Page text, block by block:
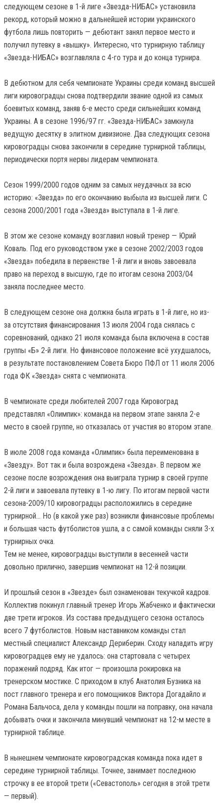
следующем сезоне в 1-й лиге «Звезда-НИБАС» установила
рекорд, который можно в дальнейшей истории украинского
футбола лишь повторить — дебютант занял первое место и
получил путевку в «вышку». Интересно, что турнирную таблицу
«Звезда-НИБАС» возглавляла с 4-го тура и до конца турнира.
В дебютном для себя чемпионате Украины среди команд высшей
лиги кировоградцы снова подтвердили звание одной из самых
боевитых команд, заняв 6-е место среди сильнейших команд
Украины. А в сезоне 1996/97 гг. «Звезда-НИБАС» замкнула
ведущую десятку в элитном дивизионе. Два следующих сезона
кировоградцы снова закончили в середине турнирной таблицы,
периодически портя нервы лидерам чемпионата.
Сезон 1999/2000 годов одним за самых неудачных за всю
историю: «Звезда» по его окончанию выбыла из высшей лиги. С
сезона 2000/2001 года «Звезда» выступала в 1-й лиге.
В этом же сезоне команду возглавил новый тренер — Юрий
Коваль. Под его руководством уже в сезоне 2002/2003 годов
«Звезда» победила в первенстве 1-й лиги и вновь завоевала
право на переход в высшую, где по итогам сезона 2003/04
заняла последнее место.
В следующем сезоне она должна была играть в 1-й лиге, но из-
за отсутствия финансирования 13 июля 2004 года снялась с
соревнований, однако 21 июля команда была включена в состав
группы «Б» 2-й лиги. Но финансовое положение всё ухудшалось,
в результате постановлением Совета Бюро ПФЛ от 11 июля 2006
года ФК «Звезда» снята с чемпионата.
В чемпионате среди любителей 2007 года Кировоград
представлял «Олимпик»: команда на первом этапе заняла 2-е
место в своей группе, но отказалась от участия во втором этапе.
В июле 2008 года команда «Олимпик» была переименована в
«Звезду». Вот так и была возрождена «Звезда». В первом же
сезоне после возрождения она выиграла турнир в своей группе
2-й лиги и завоевала путевку в 1-ю лигу. По итогам первой части
сезона-2009/10 кировоградцы расположились в середине
турнирной... Но (в какой уже раз) возникли финансовые проблемы
и большая часть футболистов ушла, а с самой команды сняли 3-х
турнирных очка.
Тем не менее, кировоградцы выступили в весенней части
довольно прилично, завершив чемпионат на 12-й позиции.
И прошлый сезон в «Звезде» был ознаменован текучкой кадров.
Коллектив покинул главный тренер Игорь Жабченко и фактически
две трети игроков. Из состава предыдущего сезона осталось
всего 7 футболистов. Новым наставником команды стал
местный специалист Александр Дериберин. Сходу наладить игру
кировоградцев ему не удалось: она стартовала с четырех
поражений подряд. Как итог — произошла рокировка на
тренерском мостике. С приходом в клуб Анатолия Бузника на
пост главного тренера и его помощников Виктора Догадайло и
Романа Бальчоса, дела у команды пошли на поправку, она начала
добывать очки и закончила минувший чемпионат на 12-м месте в
турнирной таблице.
В нынешнем чемпионате кировоградская команда пока идет в
середине турнирной таблицы. Точнее, занимает последнюю
строчку в ее второй трети («Севастополь» сегодня в этой трети
— первый).